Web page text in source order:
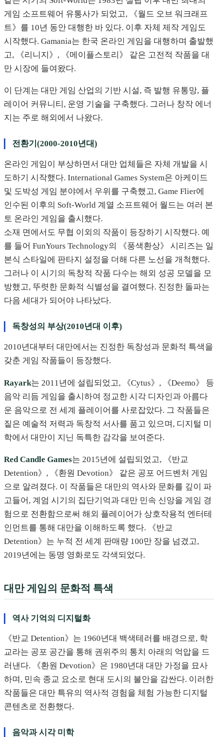
게임 소프트웨어 유통사가 되었고, 《월드 오브 워크래프
트》를 10년 동안 대행한 바 있다. 이후 자체 제작 게임도
시작했다. Gamania는 한국 온라인 게임을 대행하며 출발했
고, 《리니지》, 《메이플스토리》 같은 고전적 작품을 대
만 시장에 들여왔다.
이 단계는 대만 게임 산업의 기반 시설, 즉 발행 유통망, 플
레이어 커뮤니티, 운영 기술을 구축했다. 그러나 창작 에너
지는 주로 해외에서 나왔다.
전환기(2000-2010년대)
온라인 게임이 부상하면서 대만 업체들은 자체 개발을 시
도하기 시작했다. International Games System은 아케이드
및 도박성 게임 분야에서 우위를 구축했고, Game Flier에
인수된 이후의 Soft-World 계열 소프트웨어 월드는 여러 본
토 온라인 게임을 출시했다.
소재 면에서도 무협 이외의 작품이 등장하기 시작했다. 예
를 들어 FunYours Technology의 《풍색환상》 시리즈는 일
본식 스타일에 판타지 설정을 더해 다른 노선을 개척했다.
그러나 이 시기의 독창적 작품 다수는 해외 성공 모델을 모
방했고, 뚜렷한 문화적 식별성을 결여했다. 진정한 돌파는
다음 세대가 되어야 나타났다.
독창성의 부상(2010년대 이후)
2010년대부터 대만에서는 진정한 독창성과 문화적 특색을
갖춘 게임 작품들이 등장했다.
Rayark는 2011년에 설립되었고, 《Cytus》, 《Deemo》 등
음악 리듬 게임을 출시하여 정교한 시각 디자인과 아름다
운 음악으로 전 세계 플레이어를 사로잡았다. 그 작품들은
짙은 예술적 저력과 독창적 서사를 품고 있으며, 디지털 미
학에서 대만이 지닌 독특한 감각을 보여준다.
Red Candle Games는 2015년에 설립되었고, 《반교
Detention》, 《환원 Devotion》 같은 공포 어드벤처 게임
으로 알려졌다. 이 작품들은 대만의 역사와 문화를 깊이 파
고들어, 계엄 시기의 집단기억과 대만 민속 신앙을 게임 경
험으로 전환함으로써 해외 플레이어가 상호작용적 엔터테
인먼트를 통해 대만을 이해하도록 했다. 《반교
Detention》는 누적 전 세계 판매량 100만 장을 넘겼고,
2019년에는 동명 영화로도 각색되었다.
대만 게임의 문화적 특색
역사 기억의 디지털화
《반교 Detention》는 1960년대 백색테러를 배경으로, 학
교라는 공포 공간을 통해 권위주의 통치 아래의 억압을 드
러낸다. 《환원 Devotion》은 1980년대 대만 가정을 묘사
하며, 민속 종교 요소로 현대 도시의 불안을 감싼다. 이러한
작품들은 대만 특유의 역사적 경험을 체험 가능한 디지털
콘텐츠로 전환했다.
음악과 시각 미학